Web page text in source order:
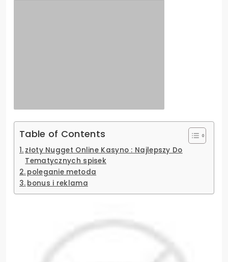
Table of Contents
złoty Nugget Online Kasyno : Najlepszy Do
Tematycznych spisek
poleganie metoda
bonus i reklama